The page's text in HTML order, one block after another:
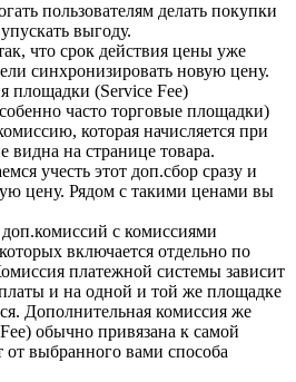
пользователям делать покупки
выгоду.
что срок действия цены уже
синхронизировать новую цену.
площадки (Service Fee)
часто торговые площадки)
которая начисляется при
на странице товара.
учесть этот доп.сбор сразу и
цену. Рядом с такими ценами вы
с комиссиями
включается отдельно по
платежной системы зависит
и на одной и той же площадке
Дополнительная комиссия же
обычно привязана к самой
от выбранного вами способа